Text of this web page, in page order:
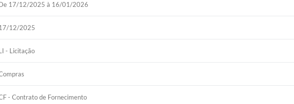
17/12/2025 à 16/01/2026
12/2025
- Licitação
- Contrato de Fornecimento